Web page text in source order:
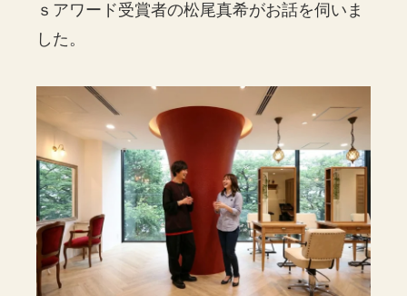
ｓアワード受賞者の松尾真希がお話を伺いま
した。